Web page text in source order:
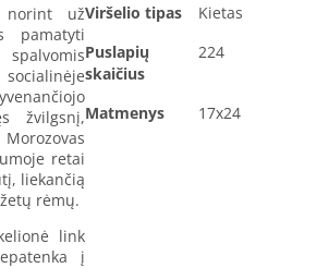
norint už
pamatyti
žvilgsnį,
retai
liekančią
rėmų.
link
į
Viršelio tipas
Kietas
Puslapių
skaičius
224
Matmenys 17x24